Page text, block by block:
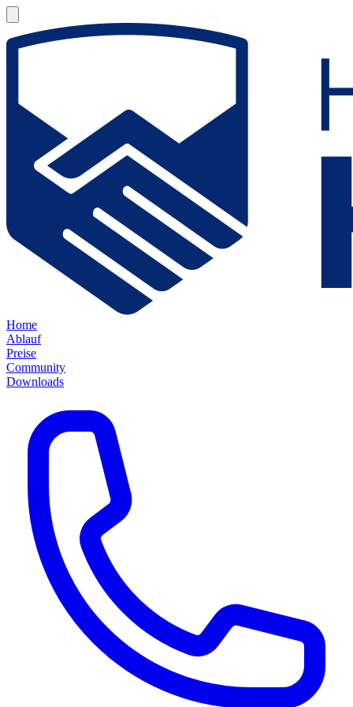
Home
Ablauf
Preise
Community
Downloads